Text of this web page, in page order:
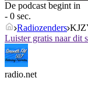
De podcast begint in
- 0 sec.
Radiozenders
Luister gratis naar dit
radio.net